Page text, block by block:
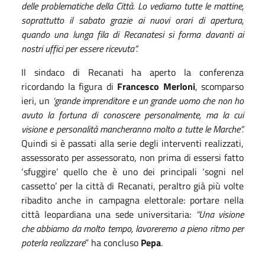
delle problematiche della Città. Lo vediamo tutte le mattine,
soprattutto il sabato grazie ai nuovi orari di apertura,
quando una lunga fila di Recanatesi si forma davanti ai
nostri uffici per essere ricevuta”.
Il sindaco di Recanati ha aperto la conferenza
ricordando la figura di Francesco Merloni, scomparso
ieri, un ‘grande imprenditore e un grande uomo che non ho
avuto la fortuna di conoscere personalmente, ma la cui
visione e personalità mancheranno molto a tutte le Marche”.
Quindi si è passati alla serie degli interventi realizzati,
assessorato per assessorato, non prima di essersi fatto
‘sfuggire’ quello che è uno dei principali ‘sogni nel
cassetto’ per la città di Recanati, peraltro già più volte
ribadito anche in campagna elettorale: portare nella
città leopardiana una sede universitaria: “Una visione
che abbiamo da molto tempo, lavoreremo a pieno ritmo per
poterla realizzare” ha concluso Pepa.